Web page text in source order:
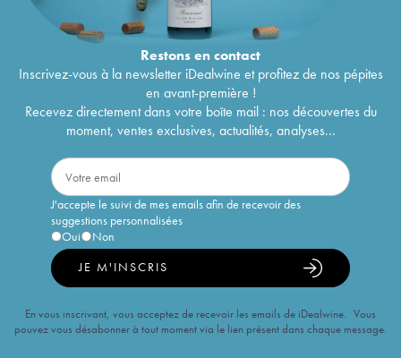
Restons encontact
Inscrivez-vous à la newsletter iDealwine et profitez de nos pépites
en avant-première !
Recevez directement dans votre boîte mail : nos découvertes du
moment, ventes exclusives, actualités, analyses...
J'accepte le suivi de mes emails afin de recevoir des
suggestions personnalisées
Oui
Non
JE M'INSCRIS
En vous inscrivant, vous acceptez de recevoir les emails de iDealwine. Vous
pouvez vous désabonner à tout moment via le lien présent dans chaque message.